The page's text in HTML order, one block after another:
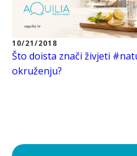
10/21/2018
Što doista znači živjeti
okruženju?